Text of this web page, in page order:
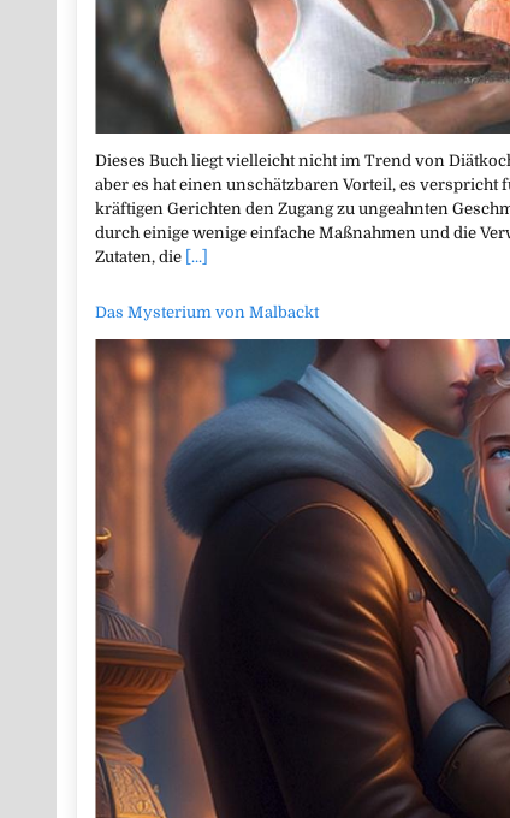
Dieses Buch liegt vielleicht nicht im Trend von
aber es hat einen unschätzbaren Vorteil, es
kräftigen Gerichten den Zugang zu ungeahnten
durch einige wenige einfache Maßnahmen und die
Zutaten, die [...]
Das Mysterium von Malbackt